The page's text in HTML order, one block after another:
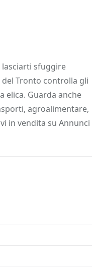
lasciarti sfuggire
Tronto controlla gli
elica. Guarda anche
agroalimentare,
in vendita su Annunci